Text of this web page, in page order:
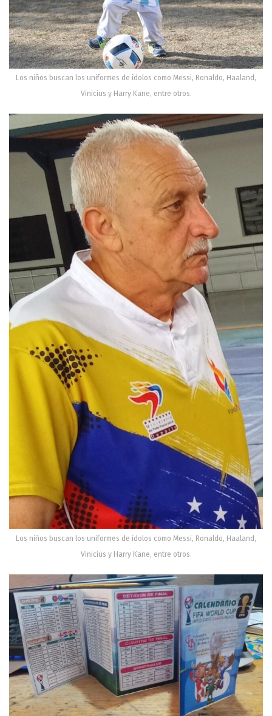
Los niños buscan los uniformes de ídolos como Messi, Ronaldo, Haaland,
Vinicius y Harry Kane, entre otros.
Los niños buscan los uniformes de ídolos como Messi, Ronaldo, Haaland,
Vinicius y Harry Kane, entre otros.